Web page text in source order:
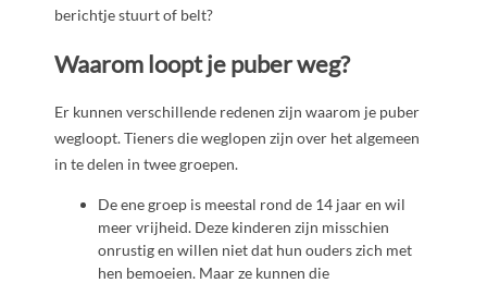
berichtje stuurt of belt?
Waarom loopt je puber weg?
Er kunnen verschillende redenen zijn waarom je puber
wegloopt. Tieners die weglopen zijn over het algemeen
in te delen in twee groepen.
De ene groep is meestal rond de 14 jaar en wil
meer vrijheid. Deze kinderen zijn misschien
onrustig en willen niet dat hun ouders zich met
hen bemoeien. Maar ze kunnen die